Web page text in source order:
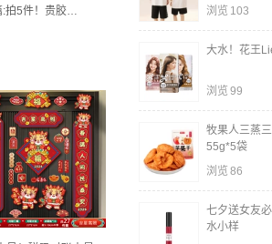
: 拍5件！贵胶堂旗舰店！阿胶固元糕5盒*100g 浏览 103
大水！花王
浏览 99
牧果人三蒸
55g*5袋
浏览 86
七夕送女友
水小样